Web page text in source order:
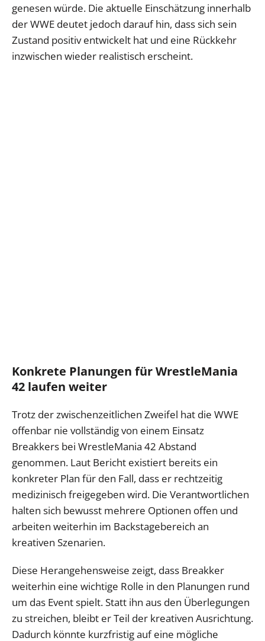
genesen würde. Die aktuelle Einschätzung innerhalb
der WWE deutet jedoch darauf hin, dass sich sein
Zustand positiv entwickelt hat und eine Rückkehr
inzwischen wieder realistisch erscheint.
Konkrete Planungen für WrestleMania
42 laufen weiter
Trotz der zwischenzeitlichen Zweifel hat die WWE
offenbar nie vollständig von einem Einsatz
Breakkers bei WrestleMania 42 Abstand
genommen. Laut Bericht existiert bereits ein
konkreter Plan für den Fall, dass er rechtzeitig
medizinisch freigegeben wird. Die Verantwortlichen
halten sich bewusst mehrere Optionen offen und
arbeiten weiterhin im Backstagebereich an
kreativen Szenarien.
Diese Herangehensweise zeigt, dass Breakker
weiterhin eine wichtige Rolle in den Planungen rund
um das Event spielt. Statt ihn aus den Überlegungen
zu streichen, bleibt er Teil der kreativen Ausrichtung.
Dadurch könnte kurzfristig auf eine mögliche